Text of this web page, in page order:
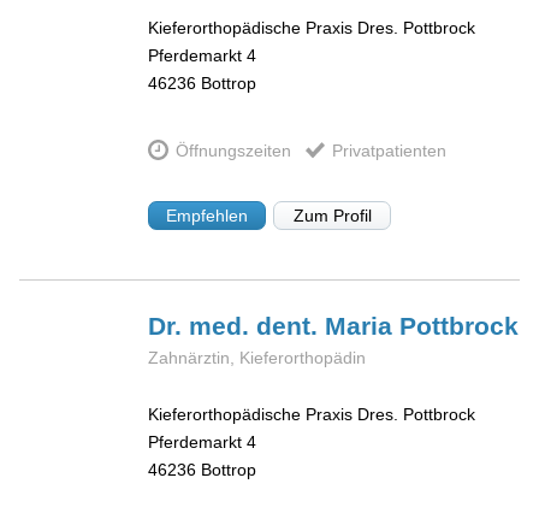
Kieferorthopädische Praxis Dres. Pottbrock
Pferdemarkt 4
46236 Bottrop
Öffnungszeiten Privatpatienten
Empfehlen Zum Profil
Dr. med. dent. Maria Pottbrock
Zahnärztin, Kieferorthopädin
Kieferorthopädische Praxis Dres. Pottbrock
Pferdemarkt 4
46236 Bottrop